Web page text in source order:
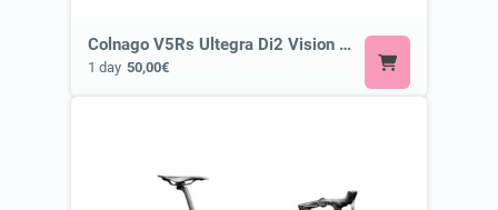
Colnago V5Rs Ultegra Di2 Vision SC 45 ⭐ Most Exclusive Bike
1 day 50,00€